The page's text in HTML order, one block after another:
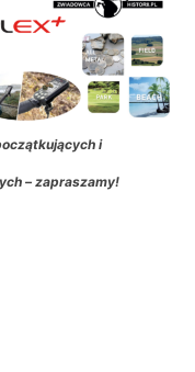
i
– zapraszamy!